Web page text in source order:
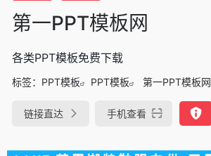
第一PPT模板网
各类PPT模板免费下载
标签： PPT模板 PPT模板 第一PPT模板网
链接直达 手机查看